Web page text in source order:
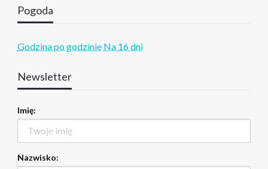
Pogoda
Godzina po godzinie Na 16 dni
Newsletter
Imię:
Nazwisko: